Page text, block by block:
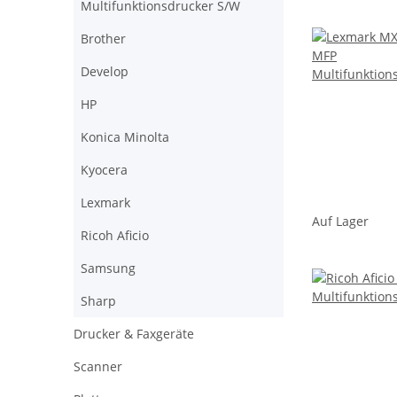
Auf Lager
Multifunktionsdrucker S/W
Brother
Develop
HP
Konica Minolta
Kyocera
Lexmark
Ricoh Aficio
Samsung
Sharp
Drucker & Faxgeräte
Scanner